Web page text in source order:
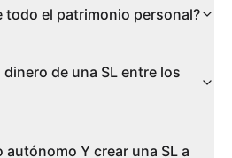
todo el patrimonio personal?
de una SL entre los
autónomo Y crear una SL a